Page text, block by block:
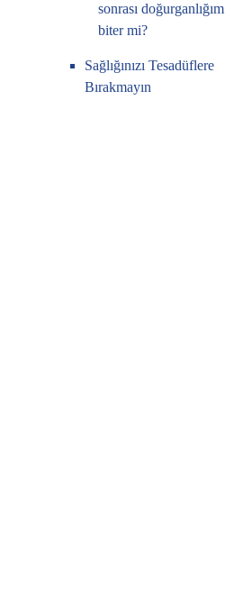
sonrası doğurganlığım
biter mi?
Sağlığınızı Tesadüflere
Bırakmayın